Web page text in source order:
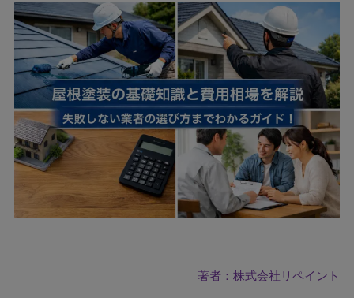
著者：株式会社リペイント